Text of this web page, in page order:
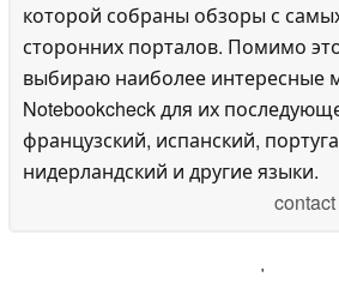
которой собраны обзоры с
сторонних порталов. Помимо
выбираю наиболее интересные
Notebookcheck для их
французский, испанский,
нидерландский и другие языки.
'